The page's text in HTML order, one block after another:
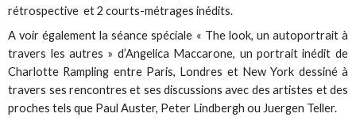
rétrospective et 2 courts-métrages inédits.
A voir également la séance spéciale « The look, un autoportrait à
travers les autres » d’Angelica Maccarone, un portrait inédit de
Charlotte Rampling entre Paris, Londres et New York dessiné à
travers ses rencontres et ses discussions avec des artistes et des
proches tels que Paul Auster, Peter Lindbergh ou Juergen Teller.